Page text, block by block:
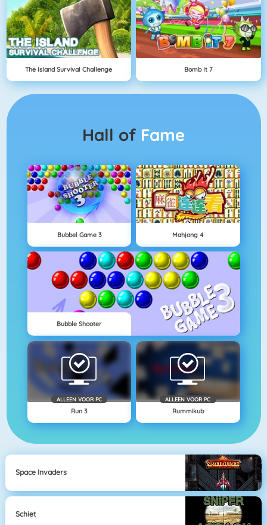
The Island Survival Challenge Bomb It 7
Hall of Fame
Bubbel Game 3 Mahjong 4
Bubble Shooter
ALLEEN VOOR PC
Run 3
ALLEEN VOOR PC
Rummikub
Space Invaders
Schiet